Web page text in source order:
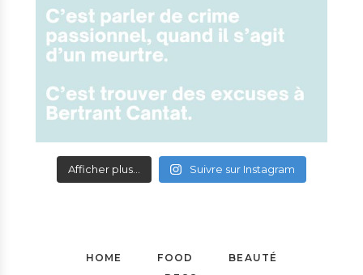
Afficher plus... Suivre sur Instagram
HOME FOOD
BEAUTÉ